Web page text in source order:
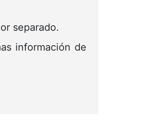
separado.
información de